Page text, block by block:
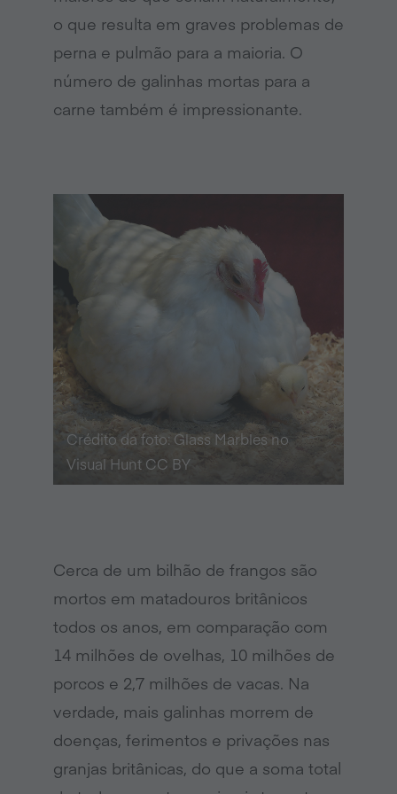
o que resulta em graves problemas de
perna e pulmão para a maioria. O
número de galinhas mortas para a
carne também é impressionante.
Crédito da foto: Glass Marbles no
Visual Hunt CC BY
Cerca de um bilhão de frangos são
mortos em matadouros britânicos
todos os anos, em comparação com
14 milhões de ovelhas, 10 milhões de
porcos e 2,7 milhões de vacas. Na
verdade, mais galinhas morrem de
doenças, ferimentos e privações nas
granjas britânicas, do que a soma total